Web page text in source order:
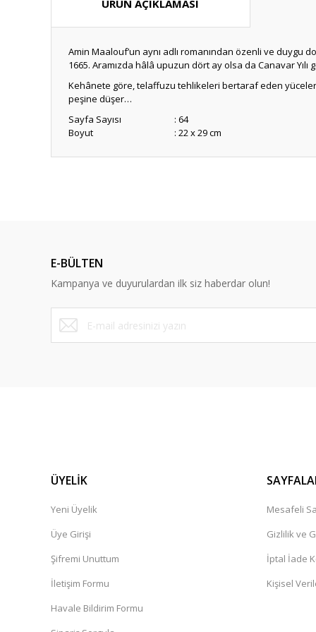
ÜRÜN AÇIKLAMASI
Amin Maalouf’un aynı adlı romanından özenli ve duygu
1665. Aramızda hâlâ upuzun dört ay olsa da Canavar Yılı
Kehânete göre, telaffuzu tehlikeleri bertaraf eden yüceler
peşine düşer…
Sayfa Sayısı
: 64
Boyut
: 22 x 29 cm
Ürün bilgilerinde hatalar bulunuyor.
Ürün fiyatı diğer sitelerden daha pahalı.
Bu ürüne benzer farklı alternatifler olmalı.
E-BÜLTEN
Kampanya ve duyurulardan ilk siz haberdar olun!
ÜYELİK
Yeni Üyelik
Üye Girişi
Şifremi Unuttum
İletişim Formu
Havale Bildirim Formu
Mesafeli
Gizlilik ve
İptal İade
Kişisel